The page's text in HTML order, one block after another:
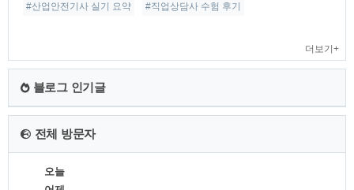
#산업안전기사 실기 요약 #직업상담사 수험 후기
더보기+
블로그 인기글
전체 방문자
오늘